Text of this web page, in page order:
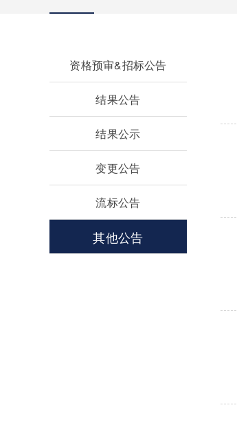
资格预审&招标公告
结果公告
结果公示
变更公告
流标公告
其他公告